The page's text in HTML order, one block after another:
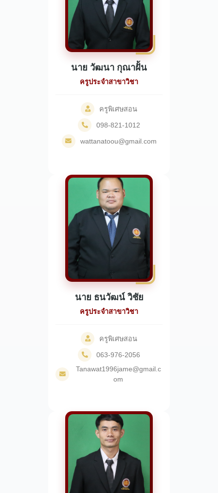
นาย วัฒนา กุณาฝั้น
ครูประจำสาขาวิชา
ครูพิเศษสอน
098-821-1012
wattanatoou@gmail.com
นาย ธนวัฒน์ วิชัย
ครูประจำสาขาวิชา
ครูพิเศษสอน
063-976-2056
Tanawat1996jame@gmail.c
om